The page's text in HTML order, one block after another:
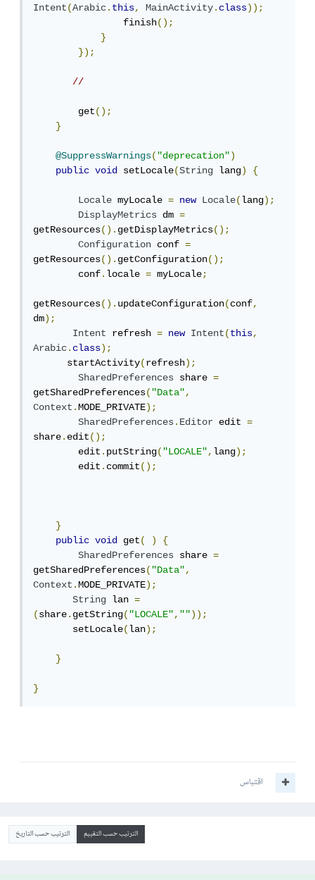
Intent(Arabic.this, MainActivity.class));
                finish
();
}
});
//
        get
();
}
@SuppressWarnings("deprecation")
public
void setLocale(String lang) {
Locale myLocale = new Locale(lang);
DisplayMetrics dm =
getResources().getDisplayMetrics();
Configuration conf =
getResources().getConfiguration();
        conf
.locale = myLocale;
getResources().updateConfiguration(conf,
dm);
Intent
refresh = new Intent(this,
Arabic.class);
      startActivity
(refresh);
SharedPreferences share =
getSharedPreferences("Data",
Context.MODE_PRIVATE);
SharedPreferences.Editor edit =
share.edit();
        edit
.putString("LOCALE",lang);
        edit
.commit();
}
public
void get( )
{
SharedPreferences share =
getSharedPreferences("Data",
Context.MODE_PRIVATE);
String lan =
(share.getString("LOCALE",""));
       setLocale
(lan);
}
}
اقتباس
الترتيب حسب التقييم الترتيب حسب التاريخ